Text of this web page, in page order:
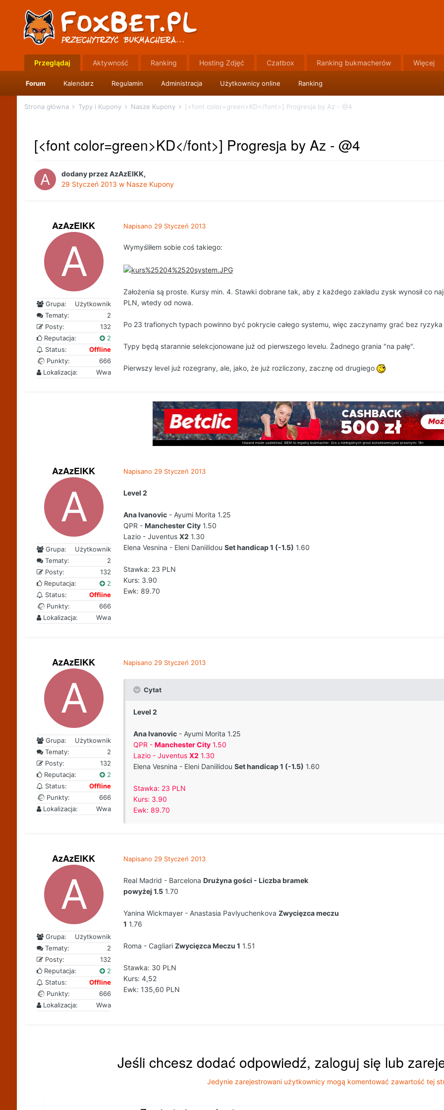
Przeglądaj
Forum Kalendarz Regulamin Administracja Użytkownicy online Ranking
Aktywność Ranking Hosting Zdjęć Czatbox Ranking bukmacherów Więcej
Strona główna Typy i Kupony Nasze Kupony [<font color=green>KD</font>] Progresja by Az - @4
[<font color=green>KD</font>] Progresja by Az - @4
dodany przezAzAzElKK,
29 Styczeń 2013 w Nasze Kupony
AzAzElKK
Grupa:
Użytkownik
Tematy:
2
Posty:
132
Reputacja:
2
Status:
Offline
Punkty:
666
Lokalizacja:
Wwa
Napisano 29 Styczeń 2013
Wymyśliłem sobie coś takiego:
Założenia są proste. Kursy min. 4. Stawki dobrane tak, aby z każdego zakładu zysk wynosił co
PLN, wtedy od nowa.
Po 23 trafionych typach powinno być pokrycie całego systemu, więc zaczynamy grać bez
Typy będą starannie selekcjonowane już od pierwszego levelu. Żadnego grania "na pałę".
Pierwszy level już rozegrany, ale, jako, że już rozliczony, zacznę od drugiego
AzAzElKK
Grupa:
Użytkownik
Tematy:
2
Posty:
132
Reputacja:
2
Status:
Offline
Punkty:
666
Lokalizacja:
Wwa
Napisano 29 Styczeń 2013
Level 2
Ana Ivanovic- Ayumi Morita 1.25
QPR - Manchester City1.50
Lazio - Juventus X2 1.30
Elena Vesnina - Eleni Daniilidou Set handicap 1 (-1.5) 1.60
Stawka: 23 PLN
Kurs: 3.90
Ewk: 89.70
AzAzElKK
Grupa:
Użytkownik
Tematy:
2
Posty:
132
Reputacja:
2
Status:
Offline
Punkty:
666
Lokalizacja:
Wwa
Napisano 29 Styczeń 2013
Cytat
Level 2
Ana Ivanovic- Ayumi Morita 1.25
QPR - Manchester City1.50
Lazio - Juventus X2 1.30
Elena Vesnina - Eleni Daniilidou Set handicap 1 (-1.5) 1.60
Stawka: 23 PLN
Kurs: 3.90
Ewk: 89.70
AzAzElKK
Grupa:
Użytkownik
Tematy:
2
Posty:
132
Reputacja:
2
Status:
Offline
Punkty:
666
Lokalizacja:
Wwa
Napisano 29 Styczeń 2013
Real Madrid - Barcelona Drużyna gości - Liczba bramek
powyżej 1.51.70
Yanina Wickmayer - Anastasia Pavlyuchenkova Zwycięzca meczu
1 1.76
Roma - Cagliari Zwycięzca Meczu 1 1.51
Stawka: 30 PLN
Kurs: 4,52
Ewk: 135,60 PLN
Jeśli chcesz dodać odpowiedź, zaloguj się lub
Jedynie zarejestrowani użytkownicy mogą komentować zawartość tej